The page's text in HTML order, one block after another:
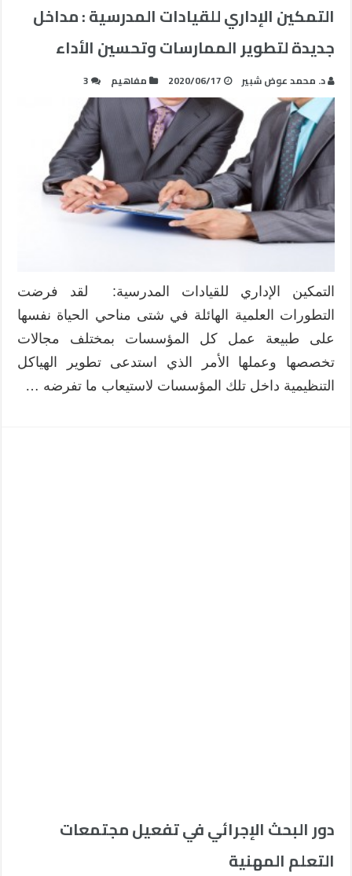
التمكين الإداري للقيادات المدرسية : مداخل
جديدة لتطوير الممارسات وتحسين الأداء
د. محمد عوض شبير 2020/06/17 مفاهيم 3
التمكين الإداري للقيادات المدرسية: لقد فرضت
التطورات العلمية الهائلة في شتى مناحي الحياة نفسها
على طبيعة عمل كل المؤسسات بمختلف مجالات
تخصصها وعملها الأمر الذي استدعى تطوير الهياكل
التنظيمية داخل تلك المؤسسات لاستيعاب ما تفرضه …
دور البحث الإجرائي في تفعيل مجتمعات
التعلم المهنية